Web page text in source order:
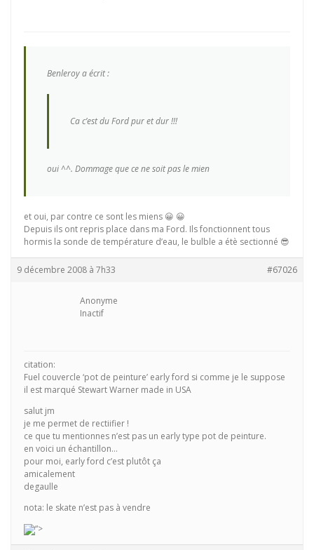
Benleroy a écrit :
Ca c’est du Ford pur et dur !!!
oui ^^. Dommage que ce ne soit pas le mien
et oui, par contre ce sont les miens 😀 😀
Depuis ils ont repris place dans ma Ford. Ils fonctionnent tous
hormis la sonde de température d’eau, le bulble a étè sectionné 😎
9 décembre 2008 à 7h33 #67026
Anonyme
Inactif
citation:
Fuel couvercle ‘pot de peinture’ early ford si comme je le suppose
il est marqué Stewart Warner made in USA
salut jm
je me permet de rectiifier !
ce que tu mentionnes n’est pas un early type pot de peinture.
en voici un échantillon…
pour moi, early ford c’est plutôt ça
amicalement
degaulle
nota: le skate n’est pas à vendre
“>